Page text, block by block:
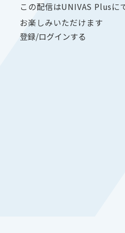
この配信はUNIVAS Plusに
お楽しみいただけます
登録/ログインする